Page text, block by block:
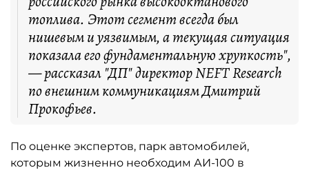
топлива. Этот сегмент всегда был
нишевым и уязвимым, а текущая ситуация
показала его фундаментальную хрупкость",
— рассказал "ДП" директор NEFT Research
по внешним коммуникациям Дмитрий
Прокофьев.
По оценке экспертов, парк автомобилей,
которым жизненно необходим АИ-100 в